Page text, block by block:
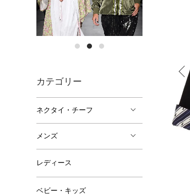
カテゴリー
ネクタイ・チーフ
メンズ
レディース
ベビー・キッズ